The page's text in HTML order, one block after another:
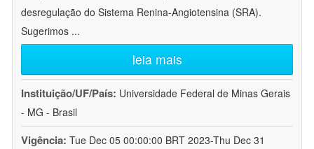
desregulação do Sistema Renina-Angiotensina (SRA).
Sugerimos ...
leia mais
Instituição/UF/País: Universidade Federal de Minas Gerais
- MG - Brasil
Vigência: Tue Dec 05 00:00:00 BRT 2023-Thu Dec 31